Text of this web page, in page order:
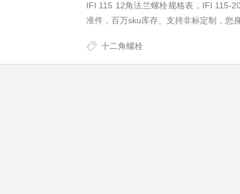
IFI 115 12角法兰螺栓规格表，IFI 115-
准件，百万sku库存、支持非标定制，您
十二角螺栓